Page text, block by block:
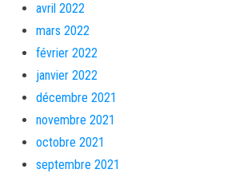
avril 2022
mars 2022
février 2022
janvier 2022
décembre 2021
novembre 2021
octobre 2021
septembre 2021